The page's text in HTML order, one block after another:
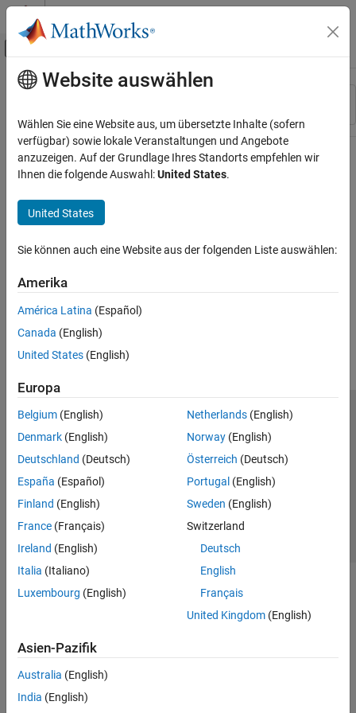
Weiter zum Inhalt
Umschaltung für Off-Canvas-
Ressource
Hauptinhalt
Website auswählen
Wählen Sie eine Website aus, um übersetzte Inhalte (sofern
verfügbar) sowie lokale Veranstaltungen und Angebote
anzuzeigen. Auf der Grundlage Ihres Standorts empfehlen wir
Ihnen die folgende Auswahl:United States.
United States
Sie können auch eine Website aus der folgenden Liste auswählen:
Amerika
América Latina (Español)
Canada (English)
United States (English)
Europa
Belgium (English)
Denmark (English)
Deutschland (Deutsch)
España (Español)
Finland (English)
France (Français)
Ireland (English)
Italia (Italiano)
Luxembourg (English)
Netherlands(English)
Norway(English)
Österreich (Deutsch)
Portugal (English)
Sweden (English)
Switzerland
Deutsch
English
Français
United Kingdom(English)
Asien-Pazifik
Australia (English)
India (English)
Trust Center
Datenschutz-Richtlinien
Datendiebstahl verhindern
Status von Anwendungen
© 1994-2026 The MathWorks, Inc.
Website auswählen
Deutschland